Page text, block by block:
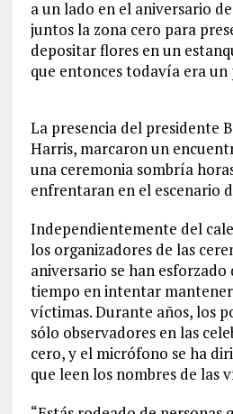
a un lado en el aniversario
juntos la zona cero para
depositar flores en un
que entonces todavía era un
La presencia del presidente
Harris, marcaron un
una ceremonia sombría
enfrentaran en el escenario
Independientemente del
los organizadores de las
aniversario se han
tiempo en intentar
víctimas. Durante años, los
sólo observadores en las
cero, y el micrófono se ha
que leen los nombres de las